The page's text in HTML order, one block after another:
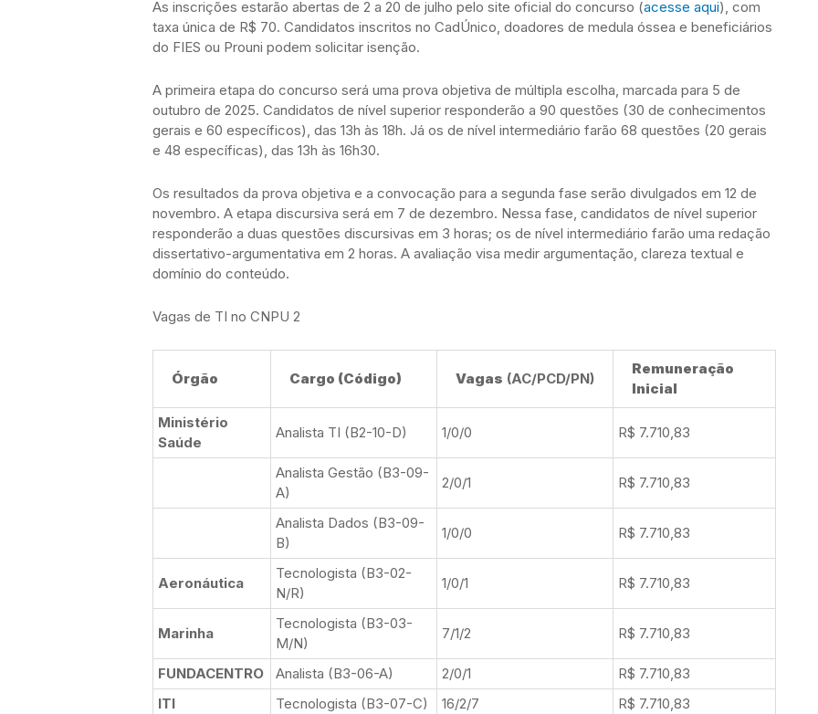
As inscrições estarão abertas de 2 a 20 de julho pelo site oficial do concurso (acesse aqui), com
taxa única de R$ 70. Candidatos inscritos no CadÚnico, doadores de medula óssea e beneficiários
do FIES ou Prouni podem solicitar isenção.
A primeira etapa do concurso será uma prova objetiva de múltipla escolha, marcada para 5 de
outubro de 2025. Candidatos de nível superior responderão a 90 questões (30 de conhecimentos
gerais e 60 específicos), das 13h às 18h. Já os de nível intermediário farão 68 questões (20 gerais
e 48 específicas), das 13h às 16h30.
Os resultados da prova objetiva e a convocação para a segunda fase serão divulgados em 12 de
novembro. A etapa discursiva será em 7 de dezembro. Nessa fase, candidatos de nível superior
responderão a duas questões discursivas em 3 horas; os de nível intermediário farão uma redação
dissertativo-argumentativa em 2 horas. A avaliação visa medir argumentação, clareza textual e
domínio do conteúdo.
Vagas de TI no CNPU 2
Órgão Cargo (Código) Vagas (AC/PCD/PN)
Remuneração
Inicial
Ministério
Saúde
Analista TI (B2-10-D) 1/0/0 R$ 7.710,83
Analista Gestão (B3-09-
A)
2/0/1 R$ 7.710,83
Analista Dados (B3-09-
B)
1/0/0 R$ 7.710,83
Aeronáutica
Tecnologista (B3-02-
N/R)
1/0/1 R$ 7.710,83
Marinha
Tecnologista (B3-03-
M/N)
7/1/2 R$ 7.710,83
FUNDACENTRO Analista (B3-06-A) 2/0/1
R$ 7.710,83
ITI
Tecnologista (B3-07-C) 16/2/7
R$ 7.710,83